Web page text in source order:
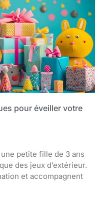
pour éveiller votre
petite fille de 3 ans
des jeux d’extérieur.
et accompagnent